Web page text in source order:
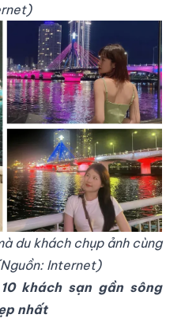
du khách chụp ảnh cùng
Internet)
10 khách sạn gần sông
nhất